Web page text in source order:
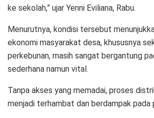
ke sekolah,” ujar Yenni Eviliana, Rabu.
Menurutnya, kondisi tersebut
ekonomi masyarakat desa, khususnya
perkebunan, masih sangat bergantung
sederhana namun vital.
Tanpa akses yang memadai, proses
menjadi terhambat dan berdampak pada